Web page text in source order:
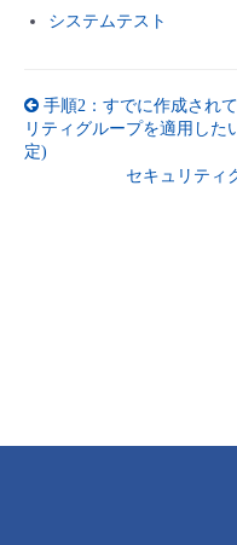
システムテスト
手順2：すでに作成され
リティグループを適用した
定)
セキュリティ